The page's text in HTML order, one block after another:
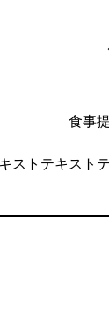
食事
ストテキスト